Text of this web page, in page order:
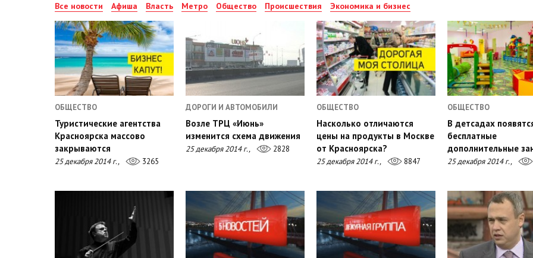
Все новости Афиша Власть Метро Общество Происшествия Экономика и бизнес
ОБЩЕСТВО
Туристические агентства
Красноярска массово
закрываются
25 декабря 2014 г., 3265
ДОРОГИ И АВТОМОБИЛИ
Возле ТРЦ «Июнь»
изменится схема движения
25 декабря 2014 г., 2828
ОБЩЕСТВО
Насколько отличаются
цены на продукты в Москве
от Красноярска?
25 декабря 2014 г., 8847
ОБЩЕСТВО
В детсадах
бесплатные
дополнительные
25 декабря 2014 г.,